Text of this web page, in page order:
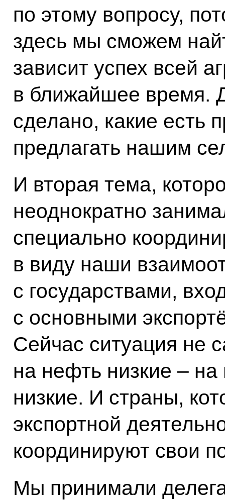
по этому вопросу,
здесь мы сможем
зависит успех всей
в ближайшее время.
сделано, какие есть
предлагать нашим
И вторая тема,
неоднократно
специально
в виду наши
с государствами,
с основными
Сейчас ситуация не
на нефть низкие –
низкие. И страны,
экспортной
координируют свои
Мы принимали